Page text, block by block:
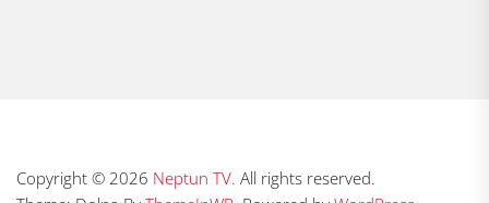
Copyright © 2026 Neptun TV. All rights reserved.